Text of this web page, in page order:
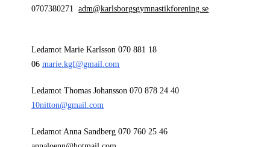
0707380271adm@karlsborgsgymnastikforening.se
Ledamot Marie Karlsson 070 881 18
06marie.kgf@gmail.com
Ledamot Thomas Johansson 070 878 24 40
10nitton@gmail.com
Ledamot Anna Sandberg 070 760 25 46